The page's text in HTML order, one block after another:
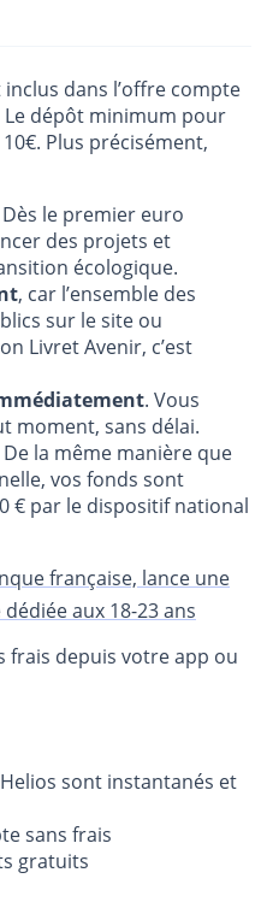
dans l’offre compte
dépôt minimum pour
Plus précisément,
Dès le premier euro
des projets et
écologique.
, car l’ensemble des
sur le site ou
Livret Avenir, c’est
. Vous
moment, sans délai.
De la même manière que
vos fonds sont
€ par le dispositif national
française, lance une
aux 18-23 ans
frais depuis votre app ou
sont instantanés et
sans frais
gratuits